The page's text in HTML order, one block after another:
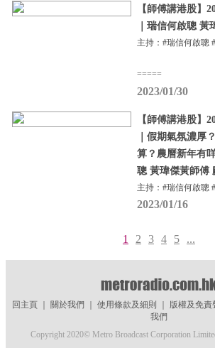
【師傅講港股】
｜瑞信何啟聰
主持：#瑞信何啟聰
=====
2023/01/30
【師傅講港股】
｜假期氣氛濃厚
算？農曆新年有
聰 黃瑋傑黃師傅
主持：#瑞信何啟聰
2023/01/16
1 2 3 4 5 ...
回主頁｜ 關於我們 使用條款及細則 版權及免責
我們
Copyright 2020© Metro Broadcast Corporation